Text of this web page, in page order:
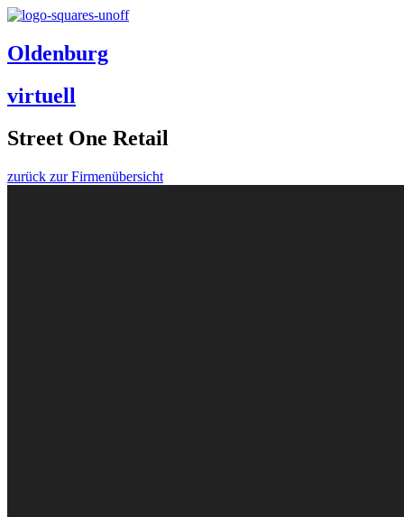
Oldenburg
virtuell
Street One Retail
zurück zur Firmenübersicht